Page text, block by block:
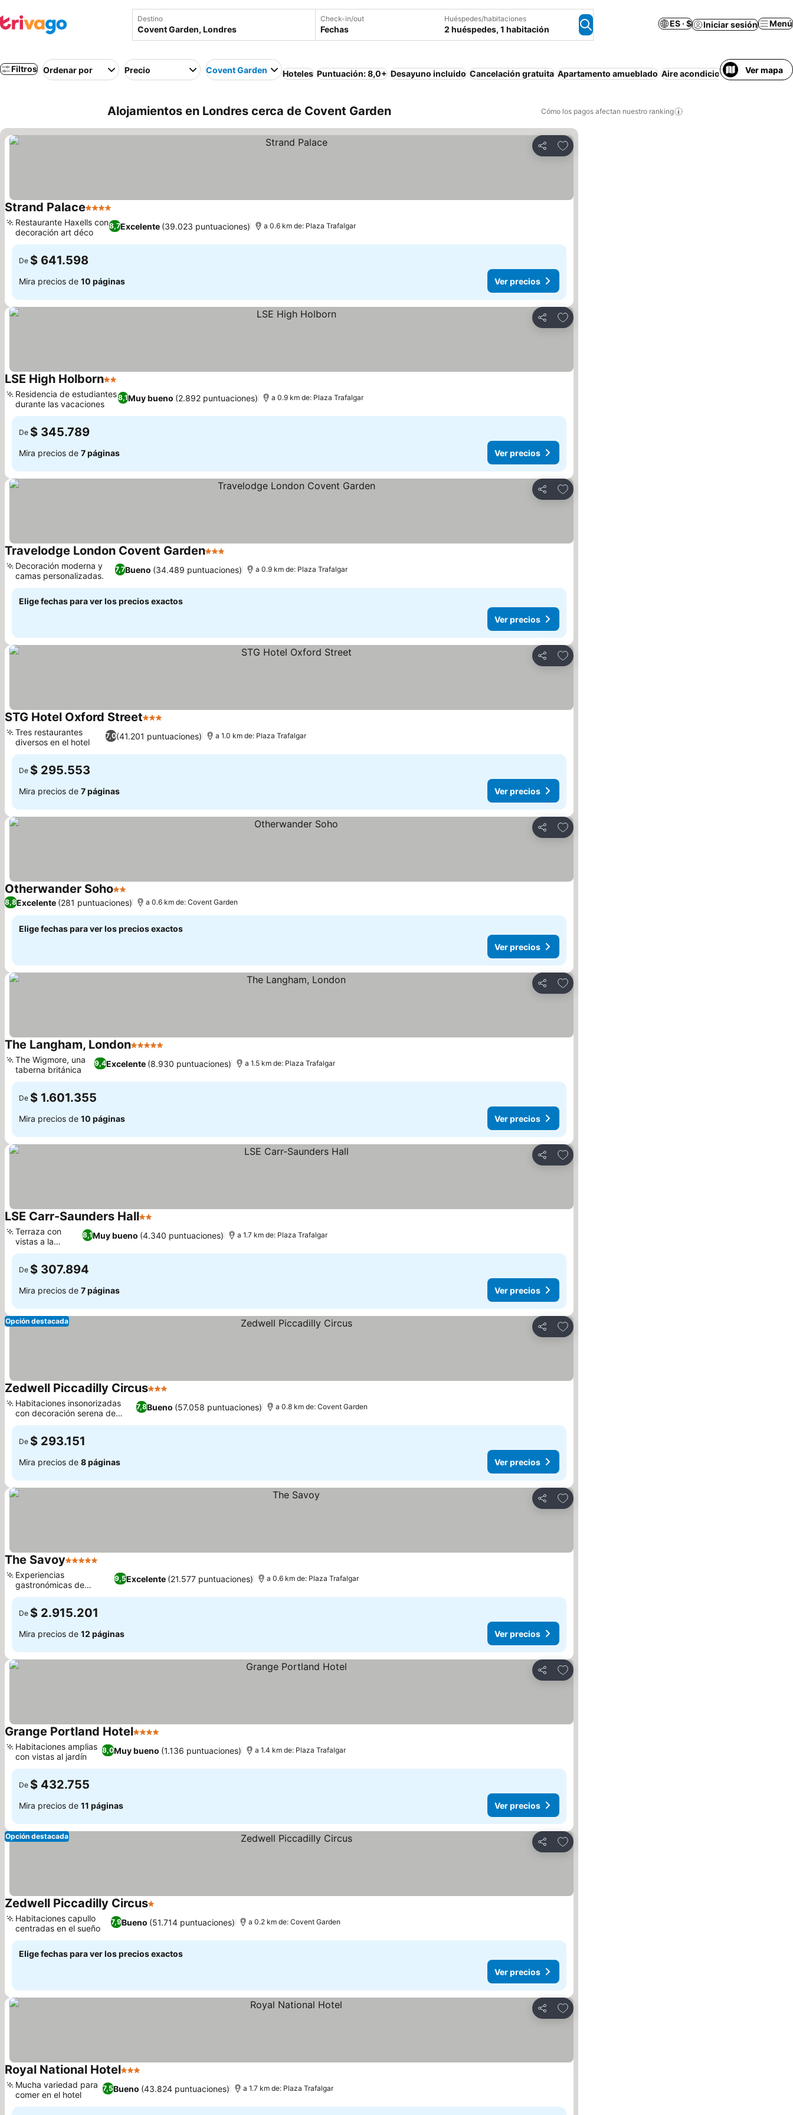
Destino Check-in/out
Fechas
Huéspedes/habitaciones
2 huéspedes, 1 habitación
ES · $ Iniciar sesión Menú
Filtros Ordenar por Precio Covent Garden Hoteles Puntuación: 8,0+ Desayuno incluido Cancelación gratuita Apartamento amueblado Aire acondicionado Wifi Piscina
Ver mapa
Alojamientos en Londres cerca de Covent Garden Cómo los pagos afectan nuestro ranking
Compartir
Agregar a favoritos
Strand Palace4 Estrellas
8,7Excelente (39.023 puntuaciones)
Restaurante Haxells con
decoración art déco
a 0.6 km de: Plaza Trafalgar
De $ 641.598
Mira precios de 10 páginas Ver precios
Compartir
Agregar a favoritos
LSE High Holborn2 Estrellas
8,1Muy bueno (2.892 puntuaciones)
Residencia de estudiantes
durante las vacaciones
a 0.9 km de: Plaza Trafalgar
De $ 345.789
Mira precios de 7 páginas Ver precios
Compartir
Agregar a favoritos
Travelodge London Covent Garden3 Estrellas
7,7Bueno (34.489 puntuaciones)
Decoración moderna y
camas personalizadas.
a 0.9 km de: Plaza Trafalgar
Elige fechas para ver los precios exactos
Ver precios
Compartir
Agregar a favoritos
STG Hotel Oxford Street3 Estrellas
7,0(41.201 puntuaciones)
Tres restaurantes
diversos en el hotel
a 1.0 km de: Plaza Trafalgar
De $ 295.553
Mira precios de 7 páginas Ver precios
Compartir
Agregar a favoritos
Otherwander Soho2 EstrellasVer precios
8,8Excelente (281 puntuaciones) a 0.6 km de: Covent Garden
Elige fechas para ver los precios exactos
Ver precios
Compartir
Agregar a favoritos
The Langham, London5 Estrellas
9,4Excelente (8.930 puntuaciones)
The Wigmore, una
taberna británica
a 1.5 km de: Plaza Trafalgar
De $ 1.601.355
Mira precios de 10 páginas Ver precios
Compartir
Agregar a favoritos
LSE Carr-Saunders Hall2 Estrellas
8,1Muy bueno (4.340 puntuaciones)
Terraza con
vistas a la
ciudad
a 1.7 km de: Plaza Trafalgar
De $ 307.894
Mira precios de 7 páginas Ver precios
Compartir
Agregar a favoritos
Opción destacada
Zedwell Piccadilly Circus3 Estrellas
7,8Bueno (57.058 puntuaciones)
Habitaciones insonorizadas
con decoración serena de
roble
a 0.8 km de: Covent Garden
De $ 293.151
Mira precios de 8 páginas Ver precios
Compartir
Agregar a favoritos
The Savoy5 Estrellas
9,5Excelente (21.577 puntuaciones)
Experiencias
gastronómicas de
Gordon Ramsay
a 0.6 km de: Plaza Trafalgar
De $ 2.915.201
Mira precios de 12 páginas Ver precios
Compartir
Agregar a favoritos
Grange Portland Hotel4 Estrellas
8,0Muy bueno (1.136 puntuaciones)
Habitaciones amplias
con vistas al jardín
a 1.4 km de: Plaza Trafalgar
De $ 432.755
Mira precios de 11 páginas Ver precios
Compartir
Agregar a favoritos
Opción destacada
Zedwell Piccadilly Circus1 Estrellas
7,9Bueno (51.714 puntuaciones)
Habitaciones capullo
centradas en el sueño
a 0.2 km de: Covent Garden
Elige fechas para ver los precios exactos
Ver precios
Compartir
Agregar a favoritos
Royal National Hotel3 Estrellas
7,5Bueno (43.824 puntuaciones)
Mucha variedad para
comer en el hotel
a 1.7 km de: Plaza Trafalgar